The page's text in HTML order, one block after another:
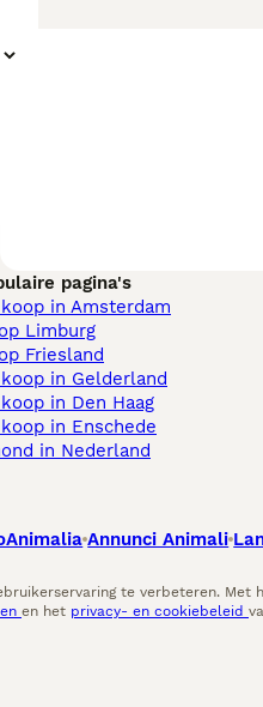
pagina's
in Amsterdam
Limburg​
Friesland​
in Gelderland
in Den Haag
in Enschede
in Nederland
Annunci Animali
te verbeteren. Met
en het privacy- en cookiebeleid